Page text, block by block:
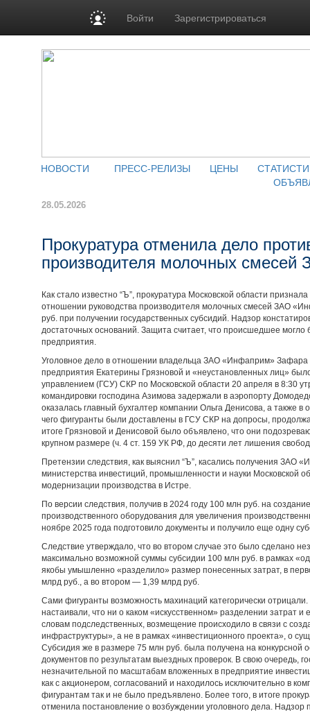
Войти Зарегистрироваться
НОВОСТИ ПРЕСС-РЕЛИЗЫ ЦЕНЫ
28.05.2026
Прокуратура отменила дело
производителя молочных
Как стало известно “Ъ”, прокуратура Московской области
отношении руководства производителя молочных смесей ЗАО
руб. при получении государственных субсидий. Надзор
достаточных оснований. Защита считает, что происшедшее могло
предприятия.
Уголовное дело в отношении владельца ЗАО «Инфаприм» Зафара
предприятия Екатерины Грязновой и «неустановленных лиц»
управлением (ГСУ) СКР по Московской области 20 апреля в 8:30
командировки господина Азимова задержали в аэропорту
оказалась главный бухгалтер компании Ольга Денисова, а
чего фигуранты были доставлены в ГСУ СКР на допросы,
итоге Грязновой и Денисовой было объявлено, что они
крупном размере (ч. 4 ст. 159 УК РФ, до десяти лет лишения
Претензии следствия, как выяснил “Ъ”, касались получения ЗАО
министерства инвестиций, промышленности и науки Московской
модернизации производства в Истре.
По версии следствия, получив в 2024 году 100 млн руб. на
производственного оборудования для увеличения
ноябре 2025 года подготовило документы и получило еще одну
Следствие утверждало, что во втором случае это было сделано
максимально возможной суммы субсидии 100 млн руб. в рамках
якобы умышленно «разделило» размер понесенных затрат, в
млрд руб., а во втором — 1,39 млрд руб.
Сами фигуранты возможность махинаций категорически
настаивали, что ни о каком «искусственном» разделении затрат
словам подследственных, возмещение происходило в связи с
инфраструктуры», а не в рамках «инвестиционного проекта», о
Субсидия же в размере 75 млн руб. была получена на конкурсной
документов по результатам выездных проверок. В свою очередь,
незначительной по масштабам вложенных в предприятие
как с акционером, согласований и находилось исключительно в
фигурантам так и не было предъявлено. Более того, в итоге
отменила постановление о возбуждении уголовного дела.